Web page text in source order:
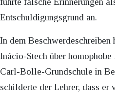
Entschuldigungsgrund an.
In dem Beschwerdeschreiben
Inácio-Stech über
Carl-Bolle-Grundschule in
schilderte der Lehrer, dass er